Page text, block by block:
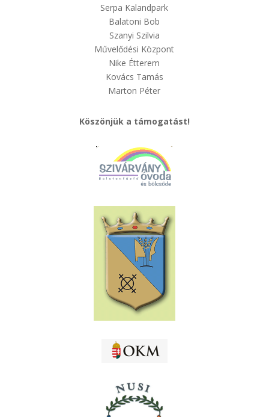
Serpa Kalandpark
Balatoni Bob
Szanyi Szilvia
Művelődési Központ
Nike Étterem
Kovács Tamás
Marton Péter
Köszönjük a támogatást!